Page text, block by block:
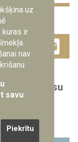
Twitter
"debesu
uz
ir
nav
savu
Piekrītu